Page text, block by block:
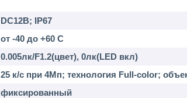
DC12В; IP67
от -40 до +60 С
0.005лк/F1.2(цвет), 0лк(LED вкл)
25 к/с при 4Мп; технология Full-color;
фиксированный